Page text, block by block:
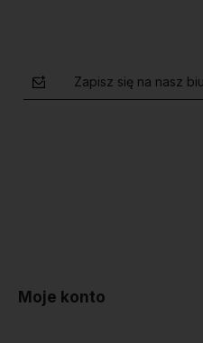
Zapisz się na nasz
Moje konto